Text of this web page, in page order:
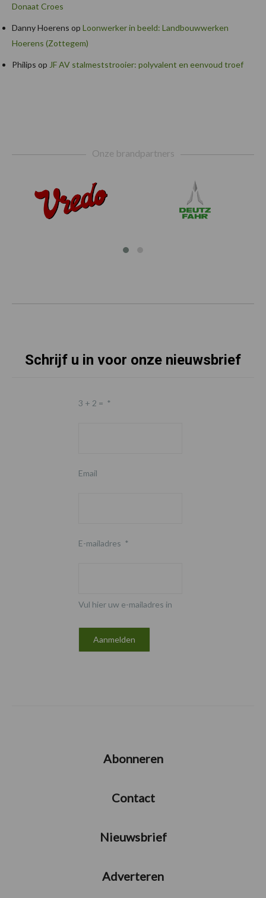
Donaat Croes
Danny Hoerens op Loonwerker in beeld: Landbouwwerken
Hoerens (Zottegem)
Philips op JF AV stalmeststrooier: polyvalent en eenvoud troef
Onze brandpartners
Schrijf u in voor onze nieuwsbrief
3 + 2 = *
Email
E-mailadres *
Vul hier uw e-mailadres in
Abonneren
Contact
Nieuwsbrief
Adverteren